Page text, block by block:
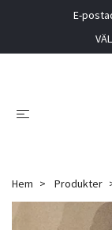
E-
Hem Produkter